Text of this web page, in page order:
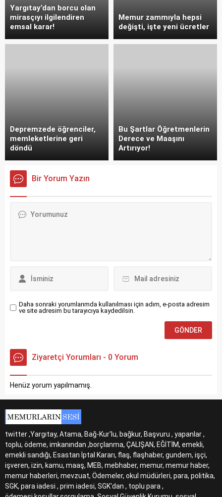
Yargıtay’dan borcu olan
mirasçıyı ilgilendiren
emsal karar!
Memur zammıyla hepsi
değişti, işte yeni ücretler
Depremzede öğrenciler,
memleketlerine geri
döndü
Bu Şartlar Öğretmenlerin
Derece ve Maaşını
Artırıyor!
Bir Yorum Yazın
Daha sonraki yorumlarımda kullanılması için adım, e-posta adresim
ve site adresim bu tarayıcıya kaydedilsin.
Ziyaretçi Yorumları - 0 Yorum
Henüz yorum yapılmamış.
twitter ,Yargıtay, Atama, Bağ-Kur'lu, bağkur, Başvuru , yapanlar ,
toplu, ödeme, imkanından ,borçlanma, ÇALIŞAN, EĞİTİM, emekli,
emekli sandığı, Esastan İptal Kararı, flaş, flaşhaber, gundem, işçi,
işveren, izin, kamu, maaş, MEB, mebhaber, memur, memur haber,
memur haberleri, mevzuat, Ödemeler, okul müdürleri, para, politika,
SGK, para iadesi , prim iadesi, SGK'dan , toplu para ,